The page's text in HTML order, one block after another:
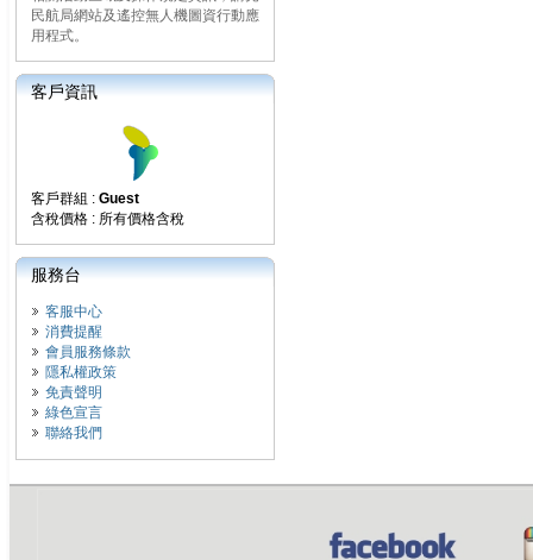
民航局網站及遙控無人機圖資行動應
用程式。
客戶資訊
客戶群組 : Guest
含稅價格 : 所有價格含稅
服務台
客服中心
消費提醒
會員服務條款
隱私權政策
免責聲明
綠色宣言
聯絡我們